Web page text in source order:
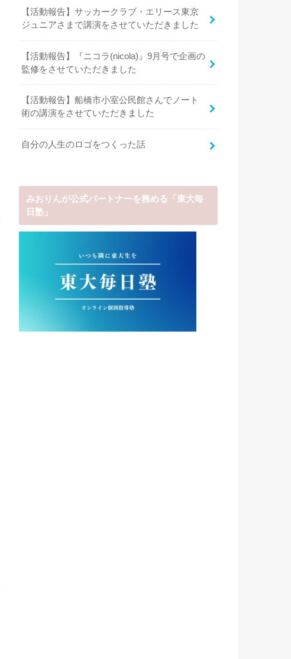
【活動報告】サッカークラブ・エリース東京
ジュニアさまで講演をさせていただきました
【活動報告】『ニコラ(nicola)』9月号で企画の
監修をさせていただきました
【活動報告】船橋市小室公民館さんでノート
術の講演をさせていただきました
自分の人生のロゴをつくった話
みおりんが公式パートナーを務める「東大毎
日塾」